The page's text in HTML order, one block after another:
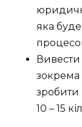
яка
Вивести
зокрема
зробити
10 – 15